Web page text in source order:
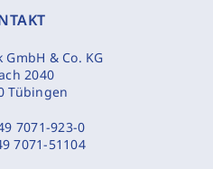
& Co. KG
2040
Tübingen
7071-923-0
7071-51104